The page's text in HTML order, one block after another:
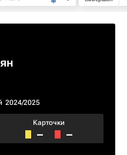
2024/2025
Карточки
– –